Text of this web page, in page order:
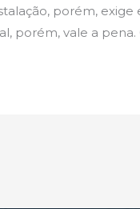
porém,
porém, vale a pena.